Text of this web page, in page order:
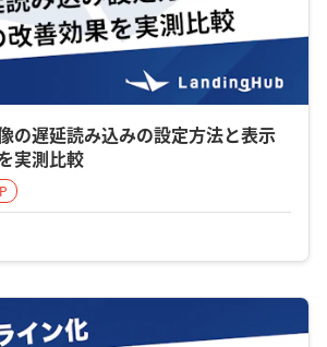
の遅延読み込みの設定方法と表示
実測比較